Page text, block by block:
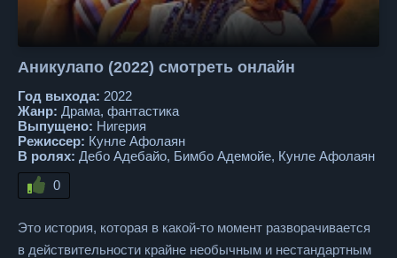
Аникулапо (2022) смотреть онлайн
Год выхода: 2022
Жанр: Драма, фантастика
Выпущено: Нигерия
Режиссер: Кунле Афолаян
В ролях: Дебо Адебайо, Бимбо Адемойе, Кунле Афолаян
0
Это история, которая в какой-то момент разворачивается
в действительности крайне необычным и нестандартным